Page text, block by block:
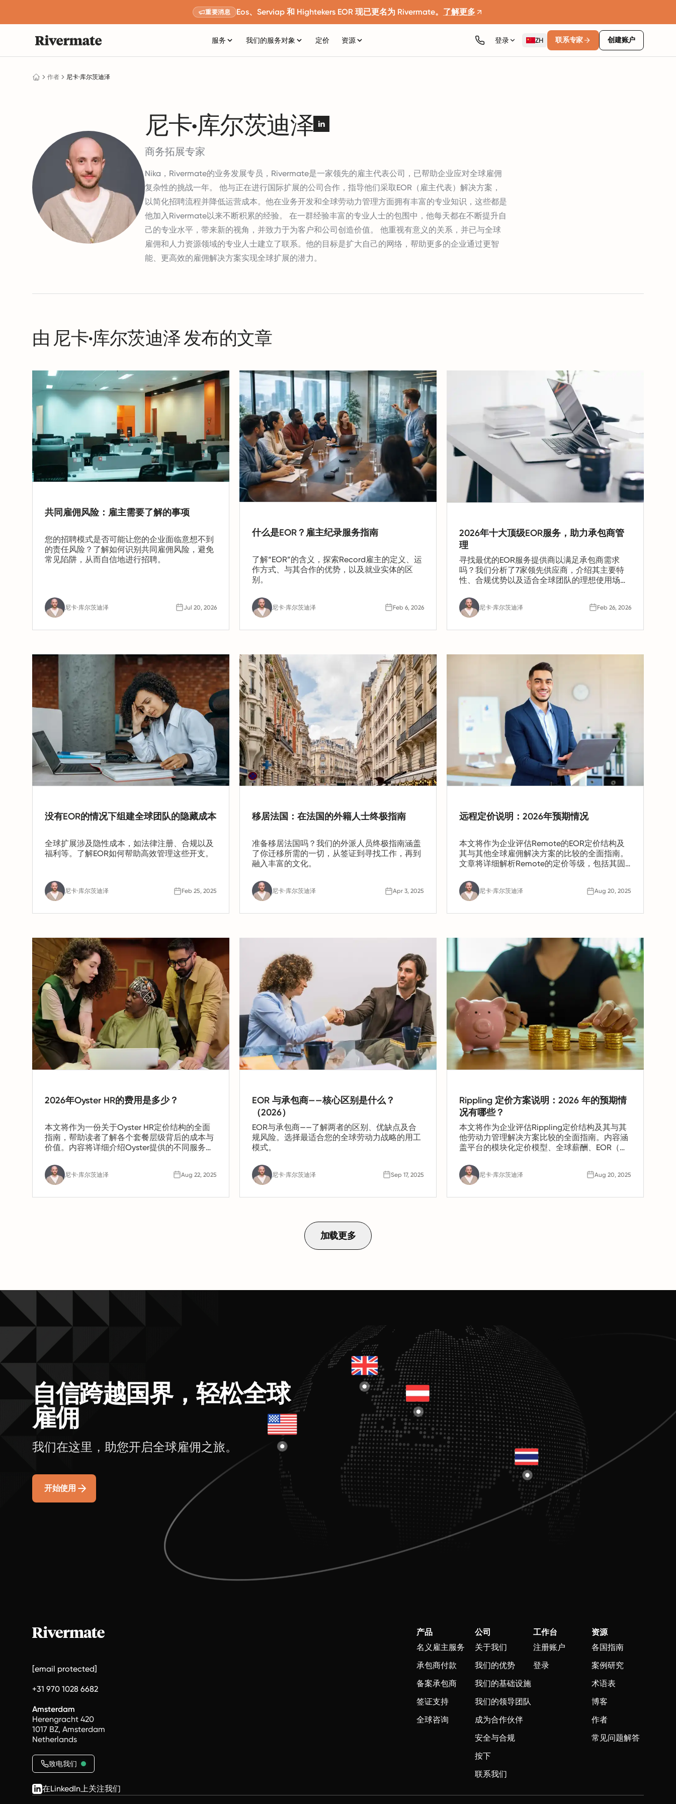
重要消息 Eos、Serviap 和 Hightekers EOR 现已更名为 Rivermate。 了解更多
服务 我们的服务对象 定价 资源 登录 ZH 联系专家 创建账户
作者 尼卡·库尔茨迪泽
尼卡·库尔茨迪泽
商务拓展专家
Nika，Rivermate的业务发展专员，Rivermate是一家领先的雇主代表公司，已帮助企业应对全球雇佣
复杂性的挑战一年。 他与正在进行国际扩展的公司合作，指导他们采取EOR（雇主代表）解决方案，
以简化招聘流程并降低运营成本。他在业务开发和全球劳动力管理方面拥有丰富的专业知识，这些都是
他加入Rivermate以来不断积累的经验。 在一群经验丰富的专业人士的包围中，他每天都在不断提升自
己的专业水平，带来新的视角，并致力于为客户和公司创造价值。 他重视有意义的关系，并已与全球
雇佣和人力资源领域的专业人士建立了联系。他的目标是扩大自己的网络，帮助更多的企业通过更智
能、更高效的雇佣解决方案实现全球扩展的潜力。
由 尼卡·库尔茨迪泽 发布的文章
共同雇佣风险：雇主需要了解的事项
您的招聘模式是否可能让您的企业面临意想不到
的责任风险？了解如何识别共同雇佣风险，避免
常见陷阱，从而自信地进行招聘。
尼卡·库尔茨迪泽 Jul 20, 2026
什么是EOR？雇主纪录服务指南
了解“EOR”的含义，探索Record雇主的定义、运
作方式、与其合作的优势，以及就业实体的区
别。
尼卡·库尔茨迪泽 Feb 6, 2026
2026年十大顶级EOR服务，助力承包商管
理
寻找最优的EOR服务提供商以满足承包商需求
吗？我们分析了7家领先供应商，介绍其主要特
性、合规优势以及适合全球团队的理想使用场
尼卡·库尔茨迪泽 Feb 26, 2026
没有EOR的情况下组建全球团队的隐藏成本
全球扩展涉及隐性成本，如法律注册、合规以及
福利等。了解EOR如何帮助高效管理这些开支。
尼卡·库尔茨迪泽 Feb 25, 2025
移居法国：在法国的外籍人士终极指南
准备移居法国吗？我们的外派人员终极指南涵盖
了你迁移所需的一切，从签证到寻找工作，再到
融入丰富的文化。
尼卡·库尔茨迪泽 Apr 3, 2025
远程定价说明：2026年预期情况
本文将作为企业评估Remote的EOR定价结构及
其与其他全球雇佣解决方案的比较的全面指南。
文章将详细解析Remote的定价等级，包括其固
管理、全球薪酬、福利管理和本地合规服务的成
本影响。指南还将探讨初创企业、中小企业以及
不断扩展的全球团队的总拥有成本。关于
Remote基础EOR费用包含内容、多国招聘的处
答。本文旨在帮助企业在供应商评估阶段，通过
比较Remote在价值、透明度和投资回报率方面
的优势，与竞争的EOR供应商做出有信心的决
策。
尼卡·库尔茨迪泽 Aug 20, 2025
2026年Oyster HR的费用是多少？
本文将作为一份关于Oyster HR定价结构的全面
指南，帮助读者了解各个套餐层级背后的成本与
价值。内容将详细介绍Oyster提供的不同服务
Record（EOR）——并强调根据服务模式、雇佣
国家以及额外附加服务（如福利和知识产权保
护）而变化的定价差异。 指南还将探讨关键的定
价考虑因素，包括基础月费、账单频率（每月与
效益的全球雇佣模式进行比较。
尼卡·库尔茨迪泽 Aug 22, 2025
EOR 与承包商——核心区别是什么？
（2026）
EOR与承包商——了解两者的区别、优缺点及合
规风险。选择最适合您的全球劳动力战略的用工
模式。
尼卡·库尔茨迪泽 Sep 17, 2025
Rippling 定价方案说明：2026 年的预期情
况有哪些？
本文将作为企业评估Rippling定价结构及其与其
他劳动力管理解决方案比较的全面指南。内容涵
盖平台的模块化定价模型、全球薪酬、EOR（雇
影响，以及中小企业的总体拥有成本。文章还将
解答常见的定价问题——例如基础费用包含内
容、Rippling如何收取国际员工的费用，以及隐
藏或可扩展的成本。旨在帮助企业在评估阶段通
尼卡·库尔茨迪泽 Aug 20, 2025
加载更多
自信跨越国界，轻松全球
雇佣
我们在这里，助您开启全球雇佣之旅。
开始使用
[email protected]
+31 970 1028 6682
Amsterdam
Herengracht 420
1017 BZ, Amsterdam
Netherlands
致电我们
在LinkedIn上关注我们
产品
名义雇主服务
承包商付款
备案承包商
签证支持
全球咨询
公司
关于我们
我们的优势
我们的基础设施
我们的领导团队
成为合作伙伴
安全与合规
按下
联系我们
工作台
注册账户
登录
资源
各国指南
案例研究
术语表
博客
作者
常见问题解答